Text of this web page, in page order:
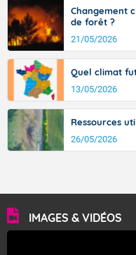
Changement
de forêt ?
21/05/2026
Quel climat
13/05/2026
Ressources
26/05/2026
IMAGES & VIDÉOS